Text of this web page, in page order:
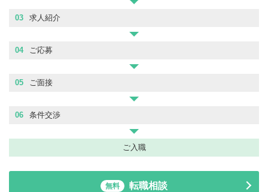
03 求人紹介
04 ご応募
05 ご面接
06 条件交渉
ご入職
無料 転職相談